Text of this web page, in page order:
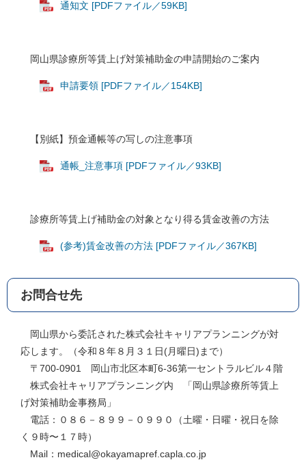
通知文 [PDFファイル／59KB]
岡山県診療所等賃上げ対策補助金の申請開始のご案内
申請要領 [PDFファイル／154KB]
【別紙】預金通帳等の写しの注意事項
通帳_注意事項 [PDFファイル／93KB]
診療所等賃上げ補助金の対象となり得る賃金改善の方法
(参考)賃金改善の方法 [PDFファイル／367KB]
お問合せ先
岡山県から委託された株式会社キャリアプランニングが対
応します。（令和８年８月３１日(月曜日)まで）
〒700-0901 岡山市北区本町6-36第一セントラルビル４階
株式会社キャリアプランニング内 「岡山県診療所等賃上
げ対策補助金事務局」
電話：０８６－８９９－０９９０（土曜・日曜・祝日を除
く９時〜１７時）
Mail：medical@okayamapref.capla.co.jp